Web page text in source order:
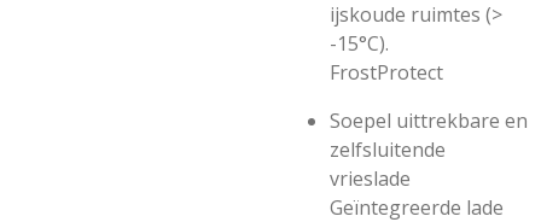
ijskoude ruimtes (>
-15°C).
FrostProtect
Soepel uittrekbare en
zelfsluitende
vrieslade
Geïntegreerde lade